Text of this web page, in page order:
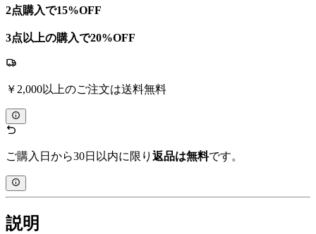
2点購入で15%OFF
3点以上の購入で20%OFF
￥2,000以上のご注文は送料無料
ご購入日から30日以内に限り 返品は無料です。
説明